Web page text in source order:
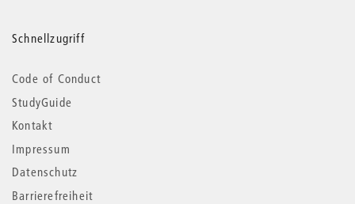
Schnellzugriff
Code of Conduct
StudyGuide
Kontakt
Impressum
Datenschutz
Barrierefreiheit